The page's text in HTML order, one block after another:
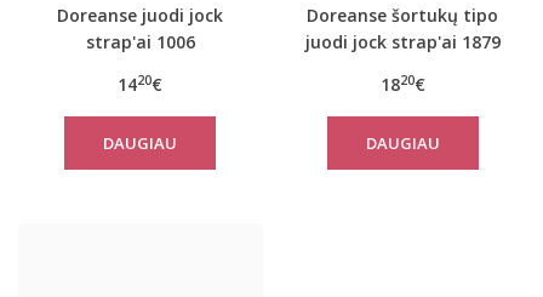
Doreanse juodi jock
strap'ai 1006
1420€
DAUGIAU
Doreanse šortukų tipo
juodi jock strap'ai 1879
1820€
DAUGIAU